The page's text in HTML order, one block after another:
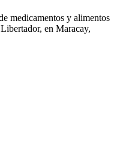
medicamentos y alimentos
en Maracay,